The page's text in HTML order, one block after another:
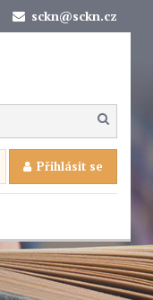
sckn@sckn.cz
Přihlásit se